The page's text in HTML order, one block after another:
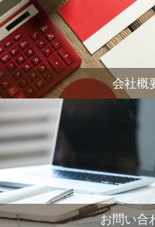
会社概
お問い合